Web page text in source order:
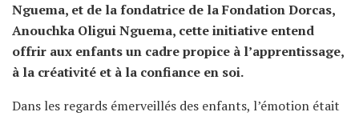
Nguema, et de la fondatrice de la Fondation Dorcas,
Anouchka Oligui Nguema, cette initiative entend
offrir aux enfants un cadre propice à l’apprentissage,
à la créativité et à la confiance en soi.
Dans les regards émerveillés des enfants, l’émotion était